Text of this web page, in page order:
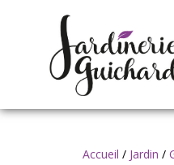
Accueil / Jardin /